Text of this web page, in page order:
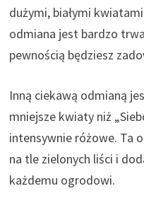
dużymi, białymi
odmiana jest bardzo
pewnością będziesz
Inną ciekawą odmianą
mniejsze kwiaty niż
intensywnie różowe. Ta
na tle zielonych liści i
każdemu ogrodowi.